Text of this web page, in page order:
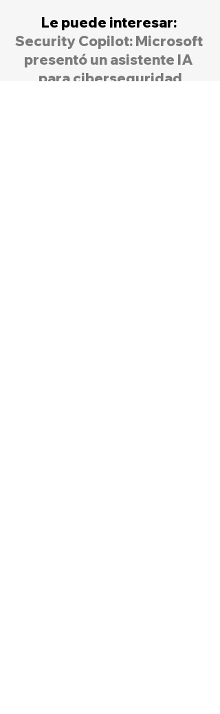
Le puede interesar:
Security Copilot: Microsoft
presentó un asistente IA
para ciberseguridad